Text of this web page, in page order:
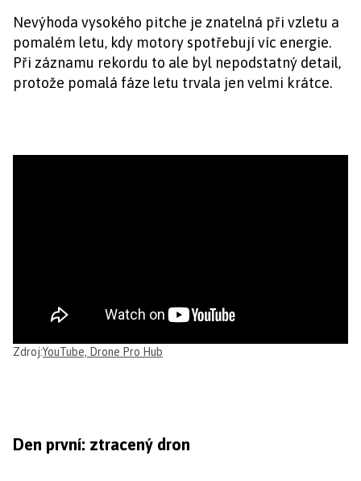
Nevýhoda vysokého pitche je znatelná při vzletu a
pomalém letu, kdy motory spotřebují víc energie.
Při záznamu rekordu to ale byl nepodstatný detail,
protože pomalá fáze letu trvala jen velmi krátce.
Zdroj:YouTube, Drone Pro Hub
Den první: ztracený dron